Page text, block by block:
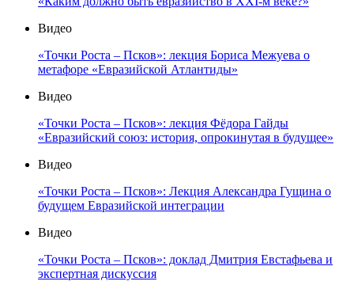
Видео
«Точки Роста – Псков»: лекция Бориса Межуева о
метафоре «Евразийской Атлантиды»
Видео
«Точки Роста – Псков»: лекция Фёдора Гайды
«Евразийский союз: история, опрокинутая в будущее»
Видео
«Точки Роста – Псков»: Лекция Александра Гущина о
будущем Евразийской интеграции
Видео
«Точки Роста – Псков»: доклад Дмитрия Евстафьева и
экспертная дискуссия